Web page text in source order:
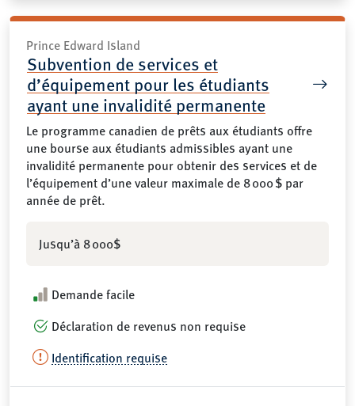
Prince Edward Island
Subvention de services et
d’équipement pour les étudiants
ayant une invalidité permanente
Le programme canadien de prêts aux étudiants offre
une bourse aux étudiants admissibles ayant une
invalidité permanente pour obtenir des services et de
l’équipement d’une valeur maximale de 8 000 $ par
année de prêt.
Jusqu’à 8 000$
Demande facile
Déclaration de revenus non requise
Identification requise